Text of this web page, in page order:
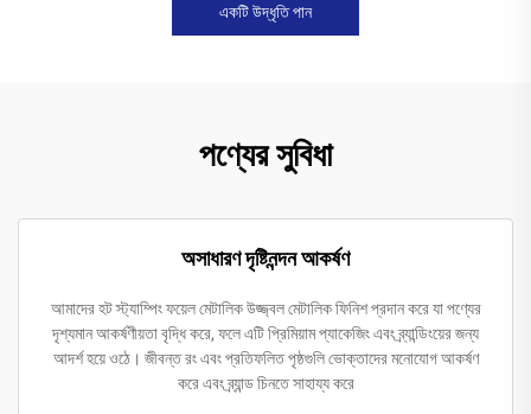
একটি উদ্ধৃতি পান
পণ্যের সুবিধা
অসাধারণ দৃষ্টিনন্দন আকর্ষণ
আমাদের হট স্ট্যাম্পিং ফয়েল মেটালিক উজ্জ্বল মেটালিক ফিনিশ প্রদান করে যা পণ্যের
দৃশ্যমান আকর্ষণীয়তা বৃদ্ধি করে, ফলে এটি প্রিমিয়াম প্যাকেজিং এবং ব্র্যান্ডিংয়ের জন্য
আদর্শ হয়ে ওঠে। জীবন্ত রং এবং প্রতিফলিত পৃষ্ঠগুলি ভোক্তাদের মনোযোগ আকর্ষণ
করে এবং ব্র্যান্ড চিনতে সাহায্য করে